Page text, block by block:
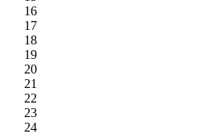
16
17
18
19
20
21
22
23
24